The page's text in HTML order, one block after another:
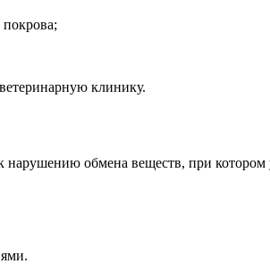
клинику.
обмена веществ, при